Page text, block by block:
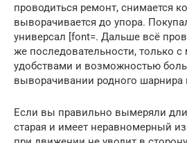
проводиться ремонт, снимается
выворачивается до упора.
универсал [font=. Дальше всё
же последовательности, только
удобствами и возможностью
выворачивании родного шарнира
Если вы правильно вымеряли
старая и имеет неравномерный